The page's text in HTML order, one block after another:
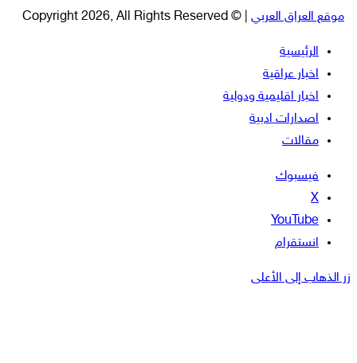
موقع العراق العربي | © Copyright 2026, All Rights Reserved
الرئيسية
اخبار عراقية
اخبار اقليمية ودولية
اصدارات ادبية
مقالات
فيسبوك
‫X
‫YouTube
انستقرام
زر الذهاب إلى الأعلى